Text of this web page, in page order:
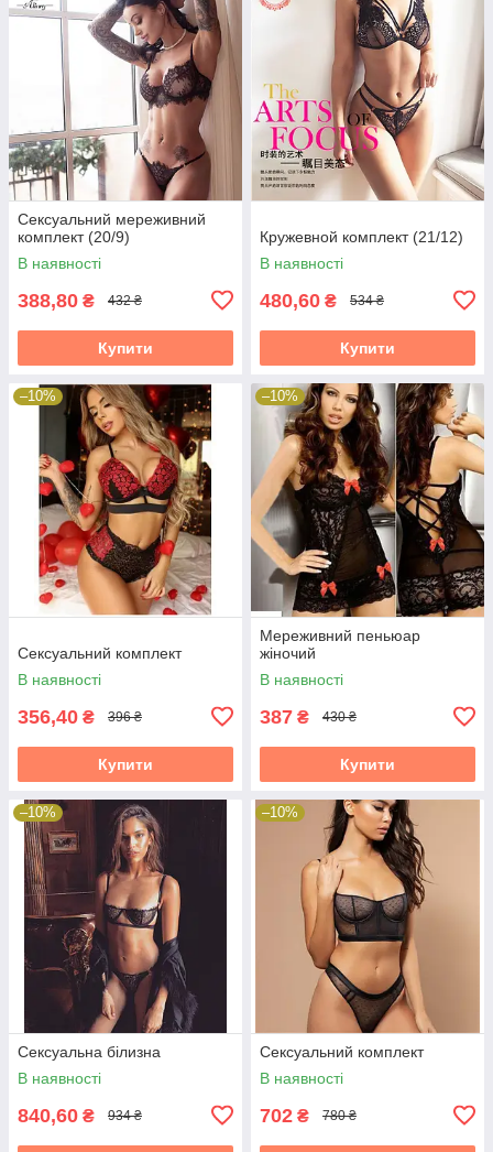
Сексуальний мереживний
комплект (20/9)
В наявності
388,80 ₴ 432 ₴
Купити
Кружевной комплект (21/12)
В наявності
480,60 ₴ 534 ₴
Купити
–10%
Сексуальний комплект
В наявності
356,40 ₴ 396 ₴
Купити
–10%
Мереживний пеньюар
жіночий
В наявності
387 ₴ 430 ₴
Купити
–10%
Сексуальна білизна
В наявності
840,60 ₴ 934 ₴
–10%
Сексуальний комплект
В наявності
702 ₴ 780 ₴